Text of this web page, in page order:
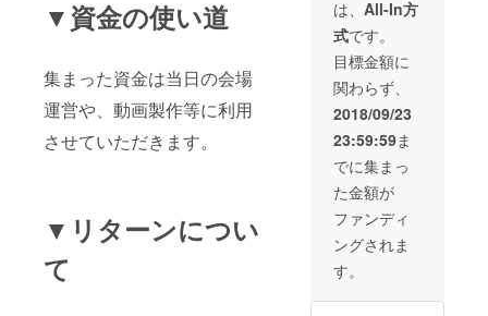
▼資金の使い道
集まった資金は当日の会場
運営や、動画製作等に利用
させていただきます。
▼リターンについ
て
合がご
ざいま
す。
（その
際は全
額返金
させて
いただ
きま
す。）
で開催
予定で
す。 美
味しい
お食事
を楽し
みなが
ら、よ
り深い
ここだ
けの話
を聞く
ことが
できま
2018年
は、 All-In方
式です。
目標金額に
関わらず、
2018/09/23
23:59:59ま
でに集まっ
た金額が
ファンディ
ングされま
す。